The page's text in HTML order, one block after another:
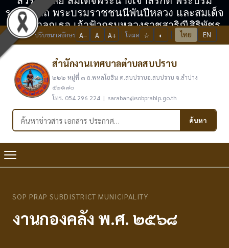
ราชินีนาถ พระบรมราชชนนีพันปีหลวง และสมเด็จ
พระเจ้าลูกเธอ เจ้าฟ้ากรมหลวงราชสาริณีสิริพัชร
มหาวัชรราชธิดา
ปรับขนาดอักษร A− A A+ โหมด ☆ ◐ ไทย EN
สำนักงานเทศบาลตำบลสบปราบ
๒๒๒ หมู่ที่ ๓ ถ.พหลโยธิน ต.สบปราบอ.สบปราบ จ.ลำปาง
๕๒๑๗๐
โทร. 054 296 224 | saraban@sobprablp.go.th
ค้นหาในเว็บไซต์ ค้นหา
SOP PRAP SUBDISTRICT MUNICIPALITY
งานกองคลัง พ.ศ. ๒๕๖๘